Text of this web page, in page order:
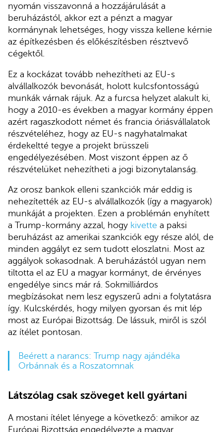
nyomán visszavonná a hozzájárulását a
beruházástól, akkor ezt a pénzt a magyar
kormánynak lehetséges, hogy vissza kellene kérnie
az építkezésben és előkészítésben résztvevő
cégektől.
Ez a kockázat tovább nehezítheti az EU-s
alvállalkozók bevonását, holott kulcsfontosságú
munkák várnak rájuk. Az a furcsa helyzet alakult ki,
hogy a 2010-es években a magyar kormány éppen
azért ragaszkodott német és francia óriásvállalatok
részvételéhez, hogy az EU-s nagyhatalmakat
érdekeltté tegye a projekt brüsszeli
engedélyezésében. Most viszont éppen az ő
részvételüket nehezítheti a jogi bizonytalanság.
Az orosz bankok elleni szankciók már eddig is
nehezítették az EU-s alvállalkozók (így a magyarok)
munkáját a projekten. Ezen a problémán enyhített
a Trump-kormány azzal, hogy kivette a paksi
beruházást az amerikai szankciók egy része alól, de
minden aggályt ez sem tudott eloszlatni. Most az
aggályok sokasodnak. A beruházástól ugyan nem
tiltotta el az EU a magyar kormányt, de érvényes
engedélye sincs már rá. Sokmilliárdos
megbízásokat nem lesz egyszerű adni a folytatásra
így. Kulcskérdés, hogy milyen gyorsan és mit lép
most az Európai Bizottság. De lássuk, miről is szól
az ítélet pontosan.
Beérett a narancs: Trump nagy ajándéka
Orbánnak és a Roszatomnak
Látszólag csak szöveget kell gyártani
A mostani ítélet lényege a következő: amikor az
Európai Bizottság engedélyezte a magyar